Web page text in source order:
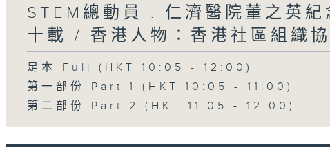
STEM總動員 : 仁濟醫院董之英
十載 / 香港人物：香港社區組織
足本 Full (HKT 10:05 - 12:00)
第一部份 Part 1 (HKT 10:05 - 11:00)
第二部份 Part 2 (HKT 11:05 - 12:00)